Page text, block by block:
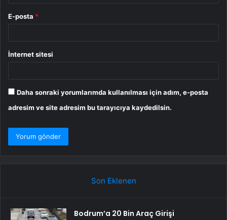
E-posta *
İnternet sitesi
Daha sonraki yorumlarımda kullanılması için adım, e-posta
adresim ve site adresim bu tarayıcıya kaydedilsin.
Son Eklenen
Bodrum’a 20 Bin Araç Girişi